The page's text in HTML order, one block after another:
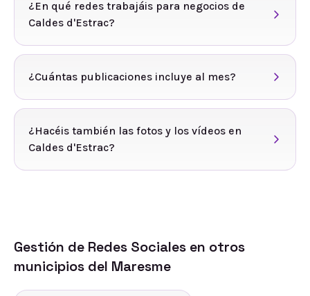
¿En qué redes trabajáis para negocios de
Caldes d'Estrac?
¿Cuántas publicaciones incluye al mes?
¿Hacéis también las fotos y los vídeos en
Caldes d'Estrac?
Gestión de Redes Sociales en otros
municipios del Maresme